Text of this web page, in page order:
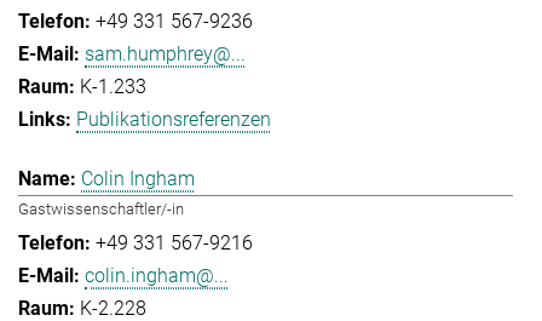
+49 331 567-9236
sam.humphrey@...
K-1.233
Publikationsreferenzen
Colin Ingham
Gastwissenschaftler/-in
+49 331 567-9216
colin.ingham@...
K-2.228